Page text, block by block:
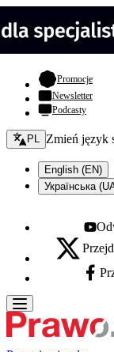
Promocje-
Newsletter
Podcasty
Zmień język -
PL Zmień język
English (EN)
Українська
X - otwiera się